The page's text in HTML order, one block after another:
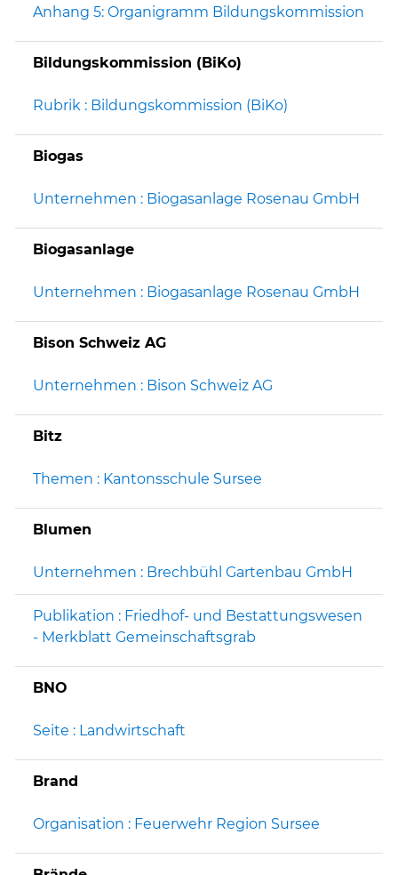
Anhang 5: Organigramm Bildungskommission
Bildungskommission (BiKo)
Rubrik : Bildungskommission (BiKo)
Biogas
Unternehmen : Biogasanlage Rosenau GmbH
Biogasanlage
Unternehmen : Biogasanlage Rosenau GmbH
Bison Schweiz AG
Unternehmen : Bison Schweiz AG
Bitz
Themen : Kantonsschule Sursee
Blumen
Unternehmen : Brechbühl Gartenbau GmbH
Publikation : Friedhof- und Bestattungswesen
- Merkblatt Gemeinschaftsgrab
BNO
Seite : Landwirtschaft
Brand
Organisation : Feuerwehr Region Sursee